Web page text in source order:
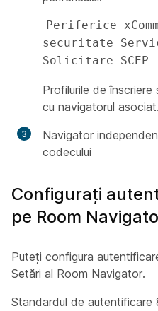
Periferice
securitate
Solicitare SCEP
Profilurile de
cu navigatorul asociat.
Navigator
codecului
Configurați
pe Room
Puteți configura
Setări al Room Navigator.
Standardul de